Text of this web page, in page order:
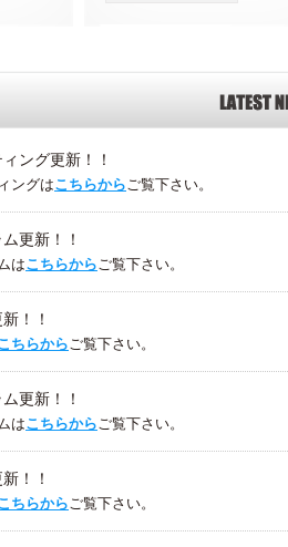
ング更新！！
ングはこちらからご覧下さい。
更新！！
はこちらからご覧下さい。
！！
ちらからご覧下さい。
更新！！
はこちらからご覧下さい。
！！
ちらからご覧下さい。